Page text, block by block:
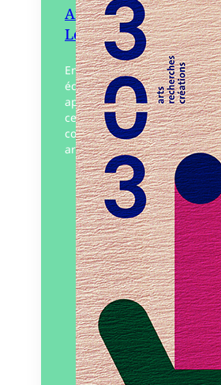
Art contemporain et
Les collaborations
Entre l’art et l’artisanat, la
échanges est passionnante.
approche territoriale et
ce numéro considère les
collaborations fertiles qui
artisans…
Éditeur :303
Paru le05/09/2024